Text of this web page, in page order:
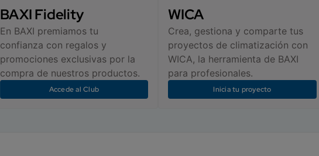
BAXI Fidelity
En BAXI premiamos tu
confianza con regalos y
promociones exclusivas por la
compra de nuestros productos.
Accede al Club
WICA
Crea, gestiona y comparte tus
proyectos de climatización con
WICA, la herramienta de BAXI
para profesionales.
Inicia tu proyecto